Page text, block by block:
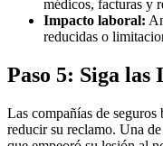
médicos, facturas y
Impacto laboral:
reducidas o
Paso 5: Siga las
Las compañías de
reducir su reclamo. Una